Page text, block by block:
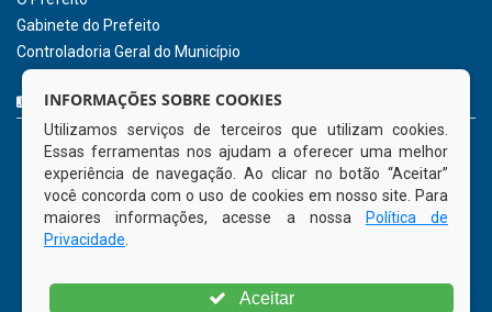
CNPJ: 01.596.018/0001-60
000
Atendimento: 08:00hs às 14:00hs
(81) 98512-1231
gabinete@tamandare.pe.gov.br
Tamandaré - PE
INFORMAÇÕES SOBRE COOKIES
Utilizamos serviços de terceiros que utilizam cookies.
Essas ferramentas nos ajudam a oferecer uma melhor
experiência de navegação. Ao clicar no botão “Aceitar”
você concorda com o uso de cookies em nosso site. Para
maiores informações, acesse a nossa
Política de
Privacidade
Aceitar